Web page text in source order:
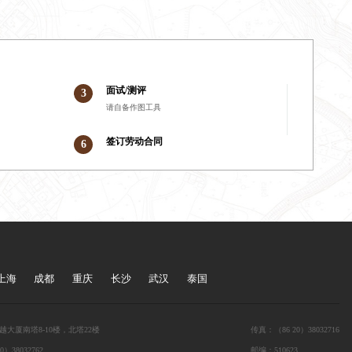
3 面试/测评
请自备作图工具
6 签订劳动合同
海 成都 重庆 长沙 武汉 泰国
大厦南塔8-10楼，北塔22楼 传真：（86 20）38032716